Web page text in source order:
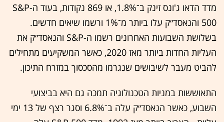
מדד הדאו ג'ונס זינק ב־1.8%, או 869 נקודות, בעוד ה-S&P
500 והנאסד״ק עלו ביותר מ־1% ורשמו שיאים חדשים.
בשלושת השבועות האחרונים רשמו ה-S&P והנאסד״ק את
העליות החדות ביותר מאז 2020, כאשר המשקיעים מתחילים
להביט מעבר לשיבושים שנגרמו מהסכסוך במזרח התיכון.
התאוששות במניות הטכנולוגיה תמכה גם היא בביצועי
השבוע, כאשר הנאסד״ק עלה ב־6.8% וסגר רצף של 13 ימי